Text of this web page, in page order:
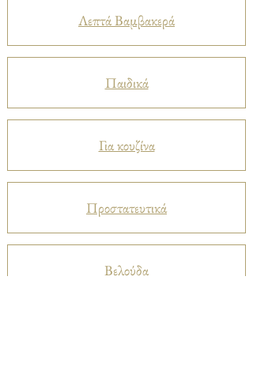
Λεπτά Βαμβακερά
Παιδικά
Για κουζίνα
Προστατευτικά
Βελούδα